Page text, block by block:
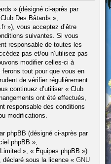
» (désigné ci-après par
Des Bâtards »,
»), vous acceptez d’être
suivantes. Si vous
responsable de toutes les
pas et/ou n’utilisez pas
modifier celles-ci à
ferons tout pour que vous en
de vérifier régulièrement
continuez d’utiliser « Club
ont été effectués,
responsable des conditions
modifications.
phpBB (désigné ci-après par
phpBB »,
», « Équipes phpBB »)
déclaré sous la licence « GNU